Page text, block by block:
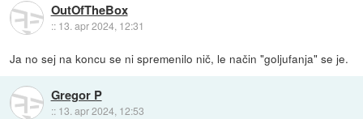
OutOfTheBox
:: 13. apr 2024, 12:31
Ja no sej na koncu se ni spremenilo nič, le način "goljufanja" se je.
Gregor P
:: 13. apr 2024, 12:53